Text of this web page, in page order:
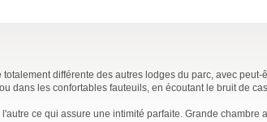
différente des autres lodges du parc, avec peut-
dans les confortables fauteuils, en écoutant le bruit de
ce qui assure une intimité parfaite. Grande chambre